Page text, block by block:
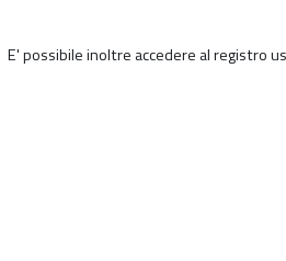
E' possibile inoltre accedere al registro